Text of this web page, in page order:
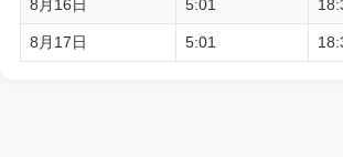
8月16日 5:01
8月17日 5:01